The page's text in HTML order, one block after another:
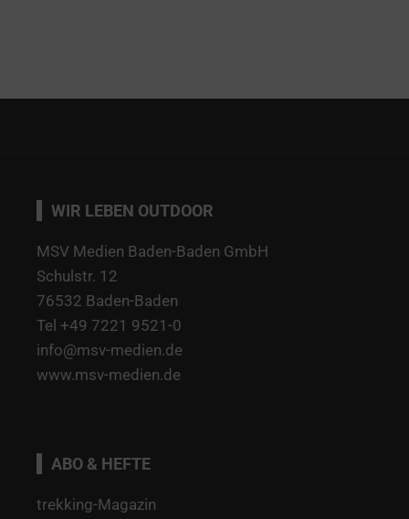
WIR LEBEN OUTDOOR
MSV Medien Baden-Baden GmbH
Schulstr. 12
76532 Baden-Baden
Tel +49 7221 9521-0
info@msv-medien.de
www.msv-medien.de
ABO & HEFTE
trekking-Magazin